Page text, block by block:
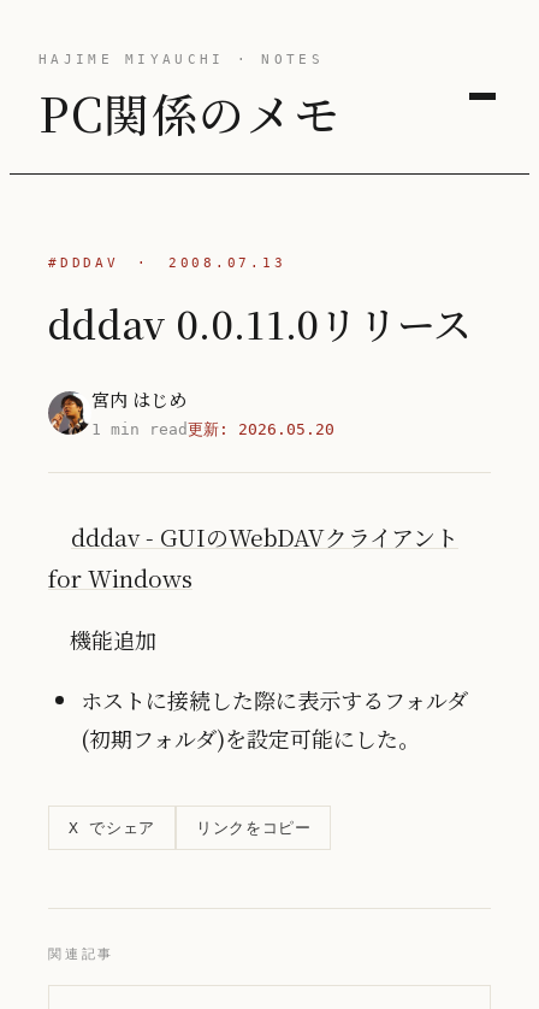
HAJIME MIYAUCHI · NOTES
PC関係のメモ
#DDDAV · 2008.07.13
dddav 0.0.11.0リリース
宮内 はじめ
1 min read更新: 2026.05.20
dddav - GUIのWebDAVクライアント
for Windows
機能追加
ホストに接続した際に表示するフォルダ
(初期フォルダ)を設定可能にした。
X でシェア リンクをコピー
関連記事